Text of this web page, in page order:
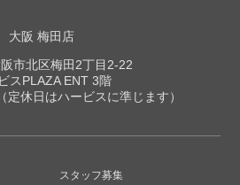
大阪 梅田店
市北区梅田2丁目2-22
スPLAZA ENT 3階
定休日はハービスに準じます）
スタッフ募集